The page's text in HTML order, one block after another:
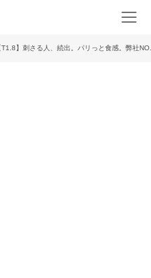
T1.8】刺さる人、続出。パリっと食感。弊社